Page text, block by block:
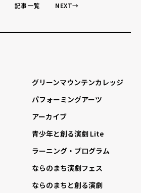
記事一覧 NEXT→
グリーンマウンテンカレッジ
パフォーミングアーツ
アーカイブ
青少年と創る演劇 Lite
ラーニング・プログラム
ならのまち演劇フェス
ならのまちと創る演劇